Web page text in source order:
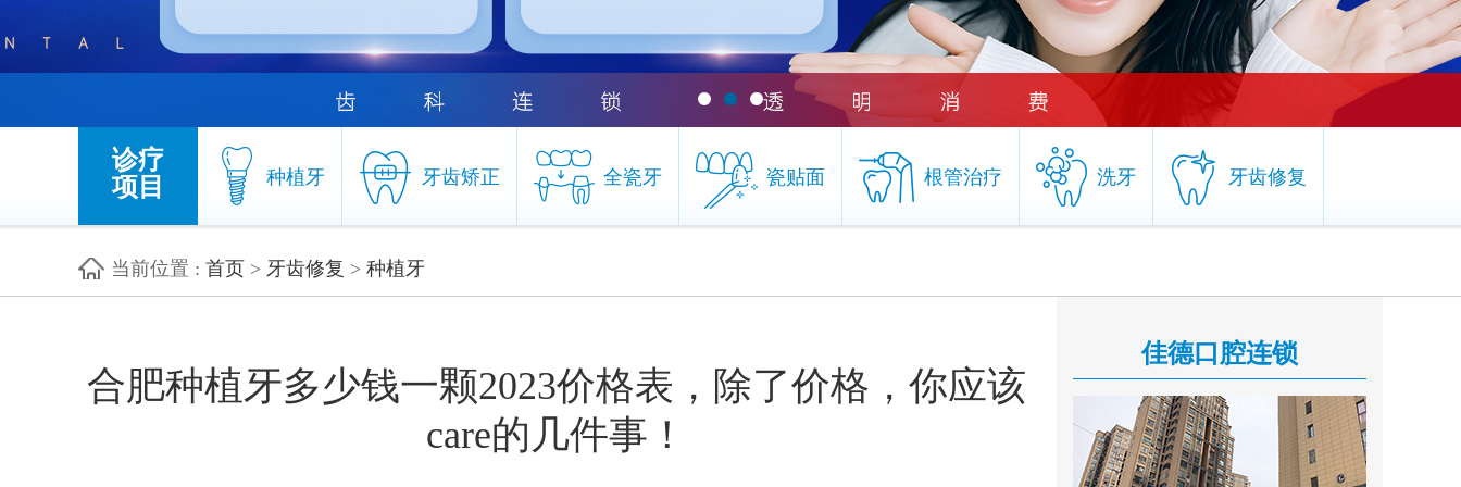
诊疗
项目
种植牙
种植牙
牙齿矫正 全瓷牙 瓷贴面 根管治疗 洗牙 牙齿修复
当前位置 : 首页 > 牙齿修复 > 种植牙
合肥种植牙多少钱一颗2023价格表，除了价格，你应该
care的几件事！
佳德口腔连锁